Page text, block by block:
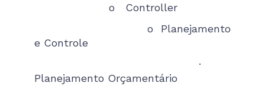
o Controller
o Planejamento
e Controle
·
Planejamento Orçamentário